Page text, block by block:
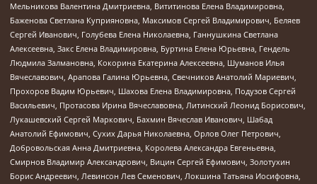
Мельникова Валентина Дмитриевна, Вититинова Елена Владимировна,
Баженова Светлана Куприяновна, Максимов Сергей Владимирович, Беляев
Сергей Иванович, Голубева Елена Николаевна, Ганнушкина Светлана
Алексеевна, Закс Елена Владимировна, Буртина Елена Юрьевна, Гендель
Людмила Залмановна, Кокорина Екатерина Алексеевна, Шуманов Илья
Вячеславович, Арапова Галина Юрьевна, Свечников Анатолий Мариевич,
Прохоров Вадим Юрьевич, Шахова Елена Владимировна, Подузов Сергей
Васильевич, Протасова Ирина Вячеславовна, Литинский Леонид Борисович,
Лукашевский Сергей Маркович, Бахмин Вячеслав Иванович, Шабад
Анатолий Ефимович, Сухих Дарья Николаевна, Орлов Олег Петрович,
Добровольская Анна Дмитриевна, Королева Александра Евгеньевна,
Смирнов Владимир Александрович, Вицин Сергей Ефимович, Золотухин
Борис Андреевич, Левинсон Лев Семенович, Локшина Татьяна Иосифовна,